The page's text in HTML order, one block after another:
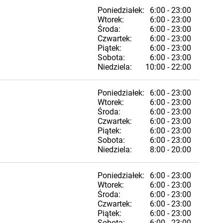
Poniedziałek:
6:00 - 23:00
Wtorek:
6:00 - 23:00
Środa:
6:00 - 23:00
Czwartek:
6:00 - 23:00
Piątek:
6:00 - 23:00
Sobota:
6:00 - 23:00
Niedziela:
10:00 - 22:00
Poniedziałek:
6:00 - 23:00
Wtorek:
6:00 - 23:00
Środa:
6:00 - 23:00
Czwartek:
6:00 - 23:00
Piątek:
6:00 - 23:00
Sobota:
6:00 - 23:00
Niedziela:
8:00 - 20:00
Poniedziałek:
6:00 - 23:00
Wtorek:
6:00 - 23:00
Środa:
6:00 - 23:00
Czwartek:
6:00 - 23:00
Piątek:
6:00 - 23:00